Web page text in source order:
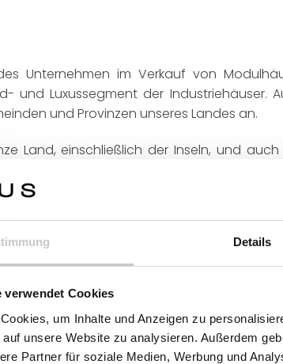
Details
verwendet Cookies
um Inhalte und Anzeigen zu
auf unsere Website zu analysieren. Außerdem
Partner für soziale Medien, Werbung und
Unternehmen im Verkauf von
und Luxussegment der Industriehäuser.
und Provinzen unseres Landes an.
Land, einschließlich der Inseln, und
in Frankreich, Deutschland, der
Karibik umgesetzt. Die Balearen sind
dieses Unternehmen kompensiert die
Inseln. Allerdings muss für die
und Sizilien, aufgrund der
werden.